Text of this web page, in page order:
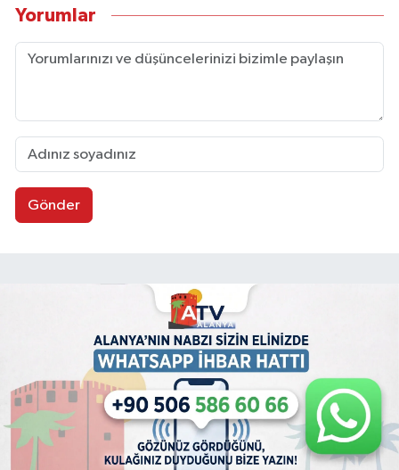
Yorumlar
Gönder